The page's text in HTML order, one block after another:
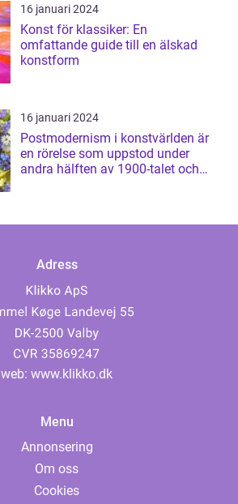
16 januari 2024
Konst för klassiker: En
omfattande guide till en älskad
konstform
16 januari 2024
Postmodernism i konstvärlden är
en rörelse som uppstod under
andra hälften av 1900-talet och
Adress
web: www.klikko.dk
Menu
Annonsering
Om oss
Cookies